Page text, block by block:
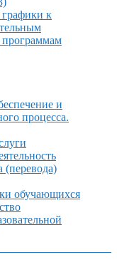
к
программам
и
процесса.
(перевода)
обучающихся